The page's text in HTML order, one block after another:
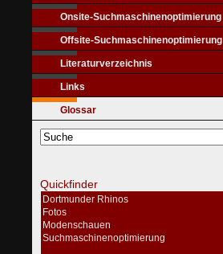
Onsite-Suchmaschinenoptimierung
Offsite-Suchmaschinenoptimierung
Literaturverzeichnis
Links
Glossar
Quickfinder
Dortmunder Rhinos
Fotos
Modenschauen
Suchmaschinenoptimierung